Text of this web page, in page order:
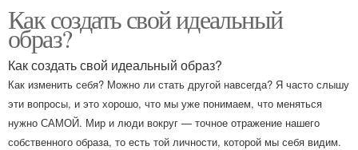
Как создать свой идеальный
образ?
Как создать свой идеальный образ?
Как изменить себя? Можно ли стать другой навсегда? Я часто слышу
эти вопросы, и это хорошо, что мы уже понимаем, что меняться
нужно САМОЙ. Мир и люди вокруг — точное отражение нашего
собственного образа, то есть той личности, которой мы себя видим.